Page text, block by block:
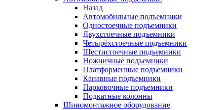
Назад
Автомобильные подъемники
Одностоечные подъемники
Двухстоечные подъемники
Четырёхстоечные подъемники
Шестистоечные подъемники
Ножничные подъемники
Платформенные подъемники
Канавные подъемники
Парковочные подъемники
Подкатные колонны
Шиномонтажное оборудование